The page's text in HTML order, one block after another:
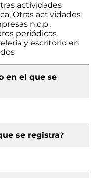
actividades
Otras actividades
n.c.p.,
periódicos
y escritorio en
en el que se
se registra?